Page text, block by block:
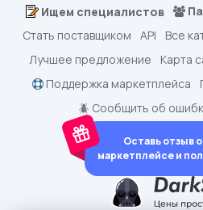
Ищем специалистов
Стать поставщиком
API Все
Лучшее предложение
Карта
Поддержка маркетплейса
🪲 Сообщить об
Оставь отзыв
маркетплейсе и